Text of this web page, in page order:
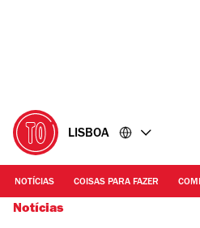
LISBOA
NOTÍCIAS COISAS PARA FAZER
Notícias